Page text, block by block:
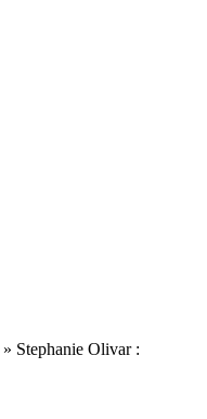
» Stephanie Olivar :